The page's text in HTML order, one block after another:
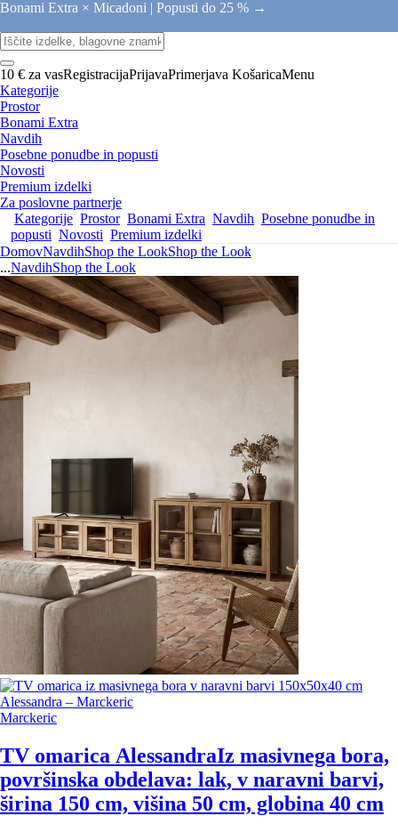
Bonami Extra × Micadoni | Popusti do 25 % →
10 € za vasRegistracijaPrijavaPrimerjava KošaricaMenu
Kategorije
Prostor
Bonami Extra
Navdih
Posebne ponudbe in popusti
Novosti
Premium izdelki
Za poslovne partnerje
Kategorije Prostor Bonami Extra Navdih Posebne ponudbe in
popusti Novosti Premium izdelki
DomovNavdihShop the LookShop the Look
...NavdihShop the Look
Marckeric
TV omarica AlessandraIz masivnega bora,
površinska obdelava: lak, v naravni barvi,
širina 150 cm, višina 50 cm, globina 40 cm